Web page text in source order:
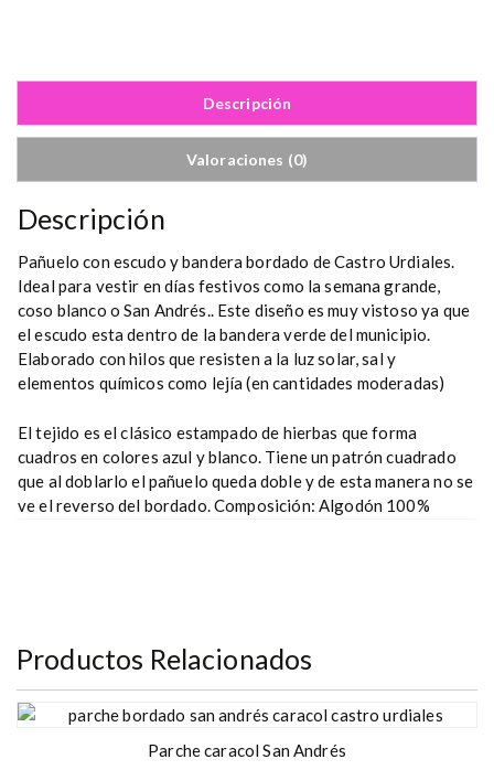
Descripción
Valoraciones (0)
Descripción
Pañuelo con escudo y bandera bordado de Castro Urdiales.
Ideal para vestir en días festivos como la semana grande,
coso blanco o San Andrés.. Este diseño es muy vistoso ya que
el escudo esta dentro de la bandera verde del municipio.
Elaborado con hilos que resisten a la luz solar, sal y
elementos químicos como lejía (en cantidades moderadas)
El tejido es el clásico estampado de hierbas que forma
cuadros en colores azul y blanco. Tiene un patrón cuadrado
que al doblarlo el pañuelo queda doble y de esta manera no se
ve el reverso del bordado. Composición: Algodón 100%
Productos Relacionados
Parche caracol San Andrés